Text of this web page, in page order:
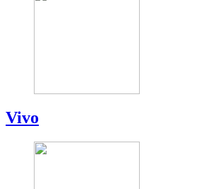
Vivo